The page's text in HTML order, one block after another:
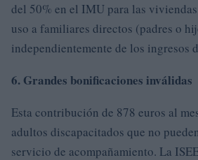
del 50% en el IMU para las
uso a familiares directos (padres o
independientemente de los ingresos
6. Grandes bonificaciones inválidas
Esta contribución de 878 euros al
adultos discapacitados que no
servicio de acompañamiento. La